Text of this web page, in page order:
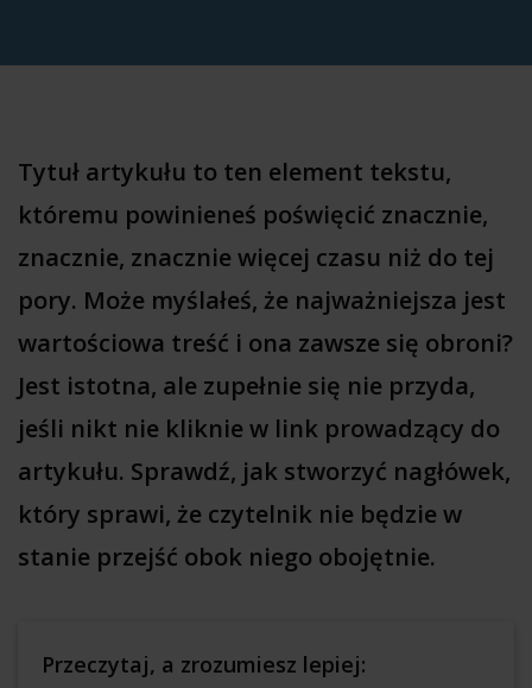
Tytuł artykułu to ten element tekstu,
któremu powinieneś poświęcić znacznie,
znacznie, znacznie więcej czasu niż do tej
pory. Może myślałeś, że najważniejsza jest
wartościowa treść i ona zawsze się obroni?
Jest istotna, ale zupełnie się nie przyda,
jeśli nikt nie kliknie w link prowadzący do
artykułu. Sprawdź, jak stworzyć nagłówek,
który sprawi, że czytelnik nie będzie w
stanie przejść obok niego obojętnie.
Przeczytaj, a zrozumiesz lepiej: